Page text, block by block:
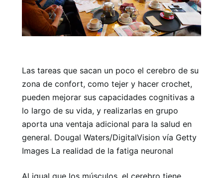
Las tareas que sacan un poco el cerebro de su
zona de confort, como tejer y hacer crochet,
pueden mejorar sus capacidades cognitivas a
lo largo de su vida, y realizarlas en grupo
aporta una ventaja adicional para la salud en
general. Dougal Waters/DigitalVision vía Getty
Images La realidad de la fatiga neuronal
Al igual que los músculos, el cerebro tiene